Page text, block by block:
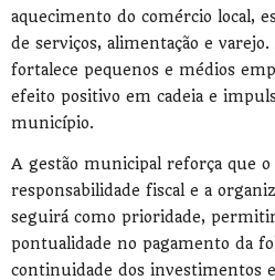
aquecimento do comércio local,
de serviços, alimentação e
fortalece pequenos e médios
efeito positivo em cadeia e
município.
A gestão municipal reforça que
responsabilidade fiscal e a
seguirá como prioridade,
pontualidade no pagamento da
continuidade dos investimentos